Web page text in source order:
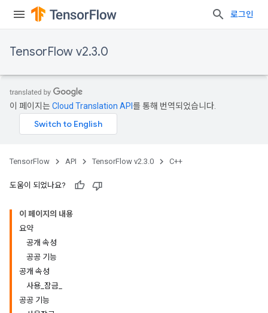
로그인
TensorFlow v2.3.0
이 페이지는Cloud Translation API 를 통해 번역되었습니다.
TensorFlow API TensorFlow v2.3.0 C++
도움이 되었나요?
이 페이지의 내용
요약
공개 속성
공공 기능
공개 속성
사용_잠금_
공공 기능